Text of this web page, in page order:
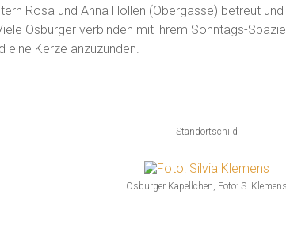
Rosa und Anna Höllen (Obergasse) betreut
Osburger verbinden mit ihrem Sonntags-
eine Kerze anzuzünden.
Standortschild
Osburger Kapellchen, Foto: S. Klemens